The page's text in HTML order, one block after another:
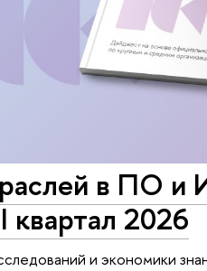
в ПО и
квартал 2026
и экономики